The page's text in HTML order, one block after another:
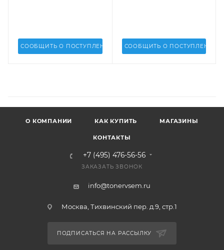
СООБЩИТЬ О ПОСТУПЛЕНИИ СООБЩИТЬ О ПОСТУПЛЕНИИ
О КОМПАНИИ КАК КУПИТЬ МАГАЗИНЫ
КОНТАКТЫ
+7 (495) 476-56-56
ЗАКАЗАТЬ ЗВОНОК
info@tonervsem.ru
Москва, Тихвинский пер. д.9, стр.1
ПОДПИСАТЬСЯ НА РАССЫЛКУ